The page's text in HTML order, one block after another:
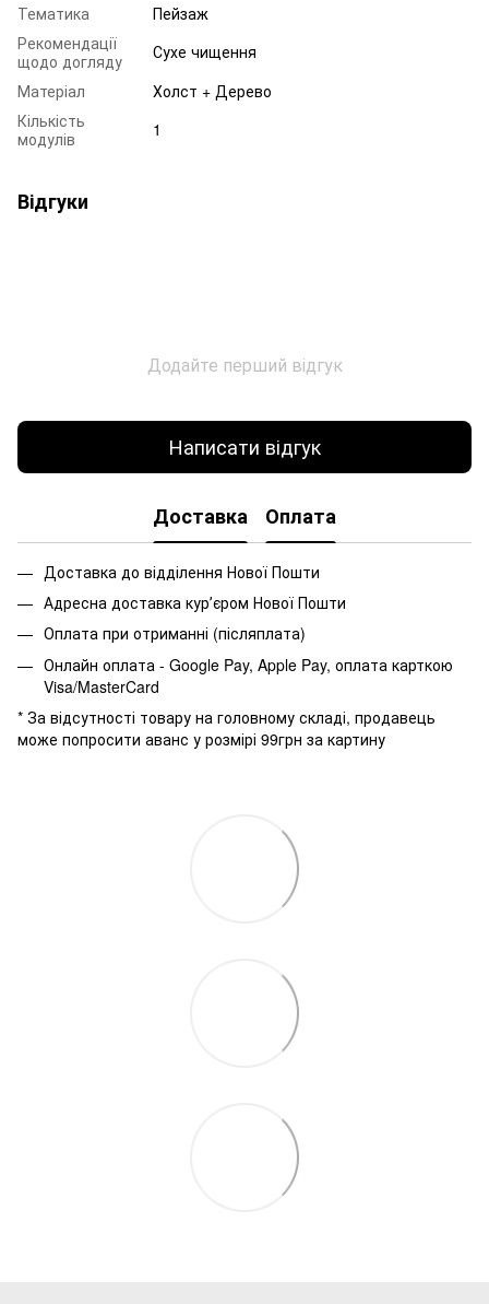
Тематика
Пейзаж
Рекомендації
щодо догляду
Сухе чищення
Матеріал
Холст + Дерево
Кількість
модулів
1
Відгуки
Додайте перший відгук
Написати відгук
Доставка Оплата
Доставка до відділення Нової Пошти
Адресна доставка курʼєром Нової Пошти
Оплата при отриманні (післяплата)
Онлайн оплата - Google Pay, Apple Pay, оплата карткою
Visa/MasterCard
* За відсутності товару на головному складі, продавець
може попросити аванс у розмірі 99грн за картину